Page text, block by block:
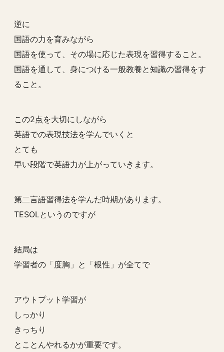
逆に
国語の力を育みながら
国語を使って、その場に応じた表現を習得すること。
国語を通して、身につける一般教養と知識の習得をす
ること。
この2点を大切にしながら
英語での表現技法を学んでいくと
とても
早い段階で英語力が上がっていきます。
第二言語習得法を学んだ時期があります。
TESOLというのですが
結局は
学習者の「度胸」と「根性」が全てで
アウトプット学習が
しっかり
きっちり
とことんやれるかが重要です。